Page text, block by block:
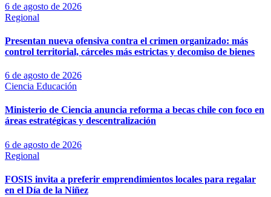
6 de agosto de 2026
Regional
Presentan nueva ofensiva contra el crimen organizado: más
control territorial, cárceles más estrictas y decomiso de bienes
6 de agosto de 2026
Ciencia Educación
Ministerio de Ciencia anuncia reforma a becas chile con foco en
áreas estratégicas y descentralización
6 de agosto de 2026
Regional
FOSIS invita a preferir emprendimientos locales para regalar
en el Día de la Niñez